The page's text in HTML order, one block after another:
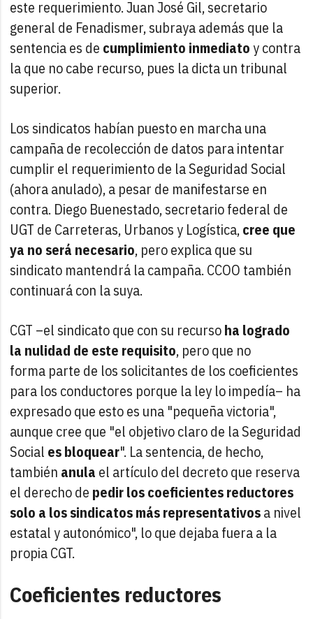
este requerimiento. Juan José Gil, secretario
general de Fenadismer, subraya además que la
sentencia es de cumplimiento inmediatoy contra
la que no cabe recurso, pues la dicta un tribunal
superior.
Los sindicatos habían puesto en marcha una
campaña de recolección de datos para intentar
cumplir el requerimiento de la Seguridad Social
(ahora anulado), a pesar de manifestarse en
contra. Diego Buenestado, secretario federal de
UGT de Carreteras, Urbanos y Logística,cree que
ya no será necesario, pero explica que su
sindicato mantendrá la campaña. CCOO también
continuará con la suya.
CGT –el sindicato que con su recursoha logrado
la nulidad de este requisito, pero que no
forma parte de los solicitantes de los coeficientes
para los conductores porque la ley lo impedía– ha
expresado que esto es una "pequeña victoria",
aunque cree que "el objetivo claro de la Seguridad
Social es bloquear". La sentencia, de hecho,
también anula el artículo del decreto que reserva
el derecho de pedir los coeficientes reductores
solo a los sindicatos más representativosa nivel
estatal y autonómico", lo que dejaba fuera a la
propia CGT.
Coeficientes reductores